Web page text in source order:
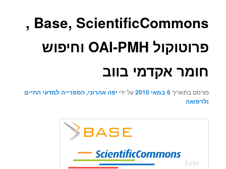
Base, ScientificCommons ,
פרוטוקול OAI-PMH וחיפוש
חומר אקדמי בווב
פורסם בתאריך6 במאי 2010 על ידי יפה אהרוני, הספרייה למדעי החיים
ולרפואה